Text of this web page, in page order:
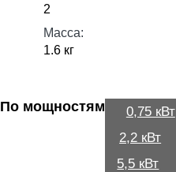
2
Масса:
1.6 кг
По мощностям 0,75 кВт
2,2 кВт
5,5 кВт